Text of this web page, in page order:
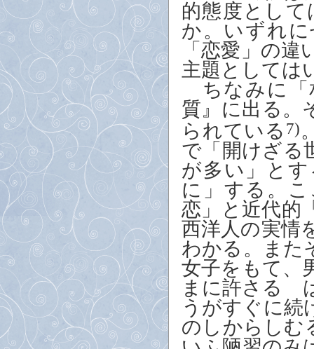
的態度とし
か。いずれ
「恋愛」の
主題としては
ちなみに「
質』に出る。
られている 7)
で「開けざる
が多い」と
に」する。
恋」と近代的
西洋人の実情
わかる。また
女子をもて、
まに許さる
うがすぐに続
のしからしむ